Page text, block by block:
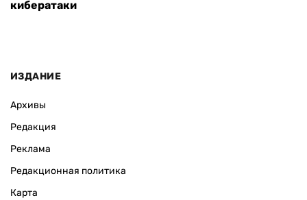
кибератаки
ИЗДАНИЕ
Архивы
Редакция
Реклама
Редакционная политика
Карта